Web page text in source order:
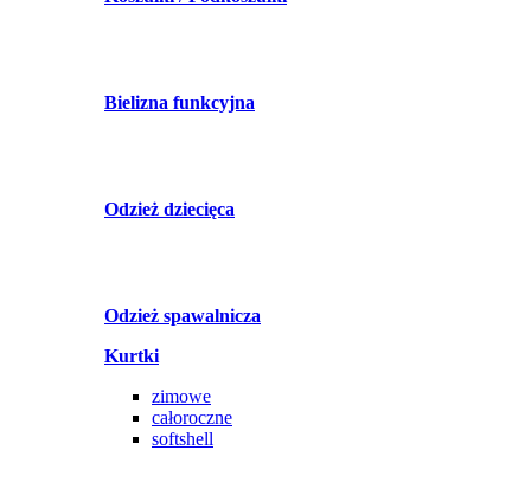
Bielizna funkcyjna
Odzież dziecięca
Odzież spawalnicza
Kurtki
zimowe
całoroczne
softshell